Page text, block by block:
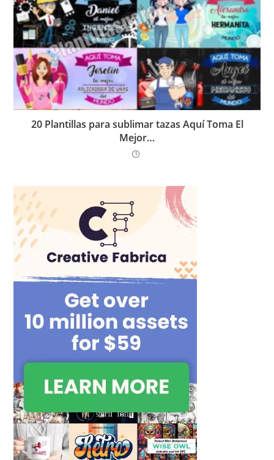
20 Plantillas para sublimar tazas Aquí Toma El
Mejor…